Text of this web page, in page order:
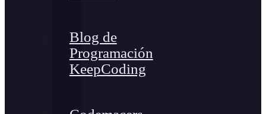
Blog de
Programación
KeepCoding